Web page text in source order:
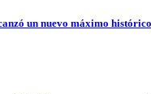
un nuevo máximo histórico